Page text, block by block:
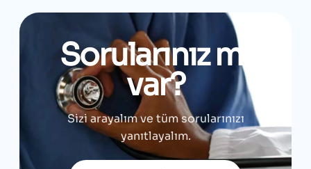
Sorularınız mı
var?
Sizi arayalım ve tüm sorularınızı
yanıtlayalım.